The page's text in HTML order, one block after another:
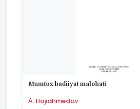
Mumtoz badiiyat malohati
А. Hojiahmedov